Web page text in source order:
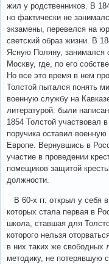
жил у родственников. В
но фактически не
экзамены, перевелся на
светский образ жизни. В
Ясную Поляну, занимался
Москву, где, по его
Но все это время в нем
Толстой пытался понять
военную службу на
литературой: были
1854 Толстой участвовал
поручика оставил
Европе. Вернувшись в
участие в проведении
помещиков защитой
должности.
В 60-х гг. открыл у себя
которых стала первая в
школа, ставшая для
которого нельзя
в них таких же свободных
методику, не потерявшую